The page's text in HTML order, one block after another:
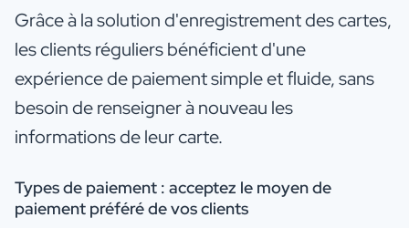
Grâce à la solution d'enregistrement des cartes,
les clients réguliers bénéficient d'une
expérience de paiement simple et fluide, sans
besoin de renseigner à nouveau les
informations de leur carte.
Types de paiement : acceptez le moyen de
paiement préféré de vos clients